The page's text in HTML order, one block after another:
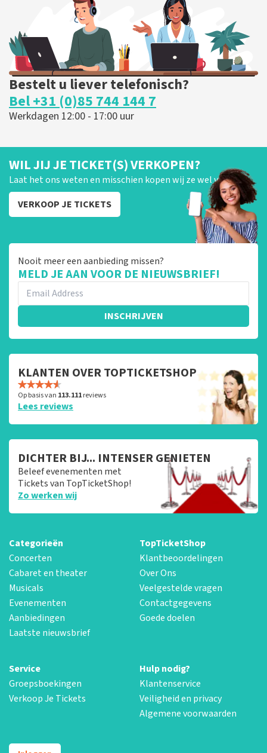
Bestelt u liever telefonisch?
Bel +31 (0)85 744 144 7
Werkdagen 12:00 - 17:00 uur
WIL JIJ JE TICKET(S) VERKOPEN?
Laat het ons weten en misschien kopen wij ze wel van je!
VERKOOP JE TICKETS
Nooit meer een aanbieding missen?
MELD JE AAN VOOR DE NIEUWSBRIEF!
INSCHRIJVEN
KLANTEN OVER TOPTICKETSHOP
Op basis van 113.111reviews
Lees reviews
DICHTER BIJ... INTENSER GENIETEN
Beleef evenementen met
Tickets van TopTicketShop!
Zo werken wij
Categorieën
Concerten
Cabaret en theater
Musicals
Evenementen
Aanbiedingen
Laatste nieuwsbrief
TopTicketShop
Klantbeoordelingen
Over Ons
Veelgestelde vragen
Contactgegevens
Goede doelen
Service
Groepsboekingen
Verkoop Je Tickets
Hulp nodig?
Klantenservice
Veiligheid en privacy
Algemene voorwaarden